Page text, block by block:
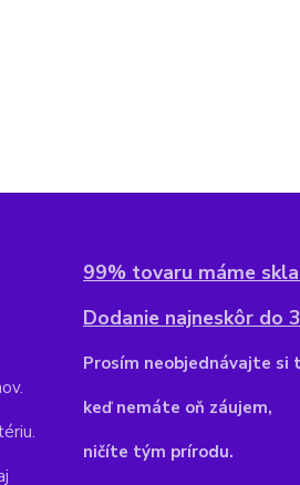
99% tovaru máme
Dodanie najneskôr do
Prosím neobjednávajte si
keď nemáte oň záujem,
ničíte tým prírodu.